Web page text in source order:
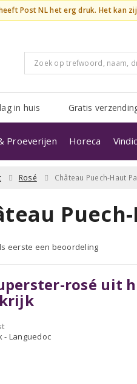
Post NL het erg druk. Het kan
in huis Gratis
Proeverijen Horeca
Rosé Château Puech-Haut
eerste een beoordeling
rosé uit
- Languedoc